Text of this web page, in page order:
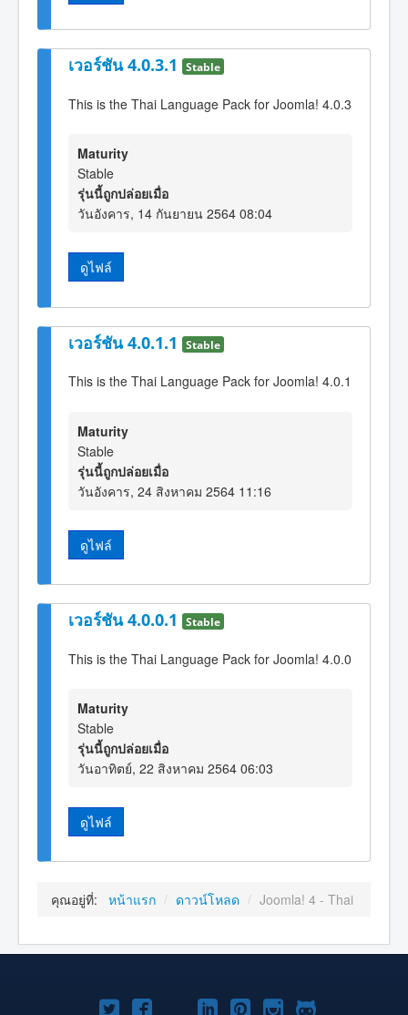
เวอร์ชัน 4.0.3.1 Stable
This is the Thai Language Pack for Joomla! 4.0.3
Maturity
Stable
รุ่นนี้ถูกปล่อยเมื่อ
วันอังคาร, 14 กันยายน 2564 08:04
ดูไฟล์
เวอร์ชัน 4.0.1.1 Stable
This is the Thai Language Pack for Joomla! 4.0.1
Maturity
Stable
รุ่นนี้ถูกปล่อยเมื่อ
วันอังคาร, 24 สิงหาคม 2564 11:16
ดูไฟล์
เวอร์ชัน 4.0.0.1 Stable
This is the Thai Language Pack for Joomla! 4.0.0
Maturity
Stable
รุ่นนี้ถูกปล่อยเมื่อ
วันอาทิตย์, 22 สิงหาคม 2564 06:03
ดูไฟล์
คุณอยู่ที่: หน้าแรก / ดาวน์โหลด / Joomla! 4 - Thai